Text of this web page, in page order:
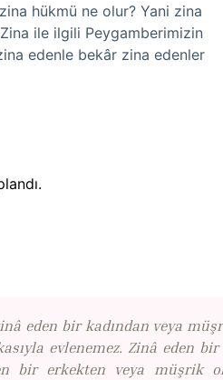
hükmü ne olur? Yani zina
ile ilgili Peygamberimizin
edenle bekâr zina edenler
eden bir kadından veya
evlenemez. Zinâ eden bir
bir erkekten veya müşrik